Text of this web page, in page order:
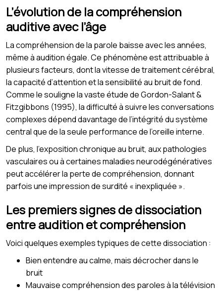
L’évolution de la compréhension
auditive avec l’âge
La compréhension de la parole baisse avec les années,
même à audition égale. Ce phénomène est attribuable à
plusieurs facteurs, dont la vitesse de traitement cérébral,
la capacité d’attention et la sensibilité au bruit de fond.
Comme le souligne la vaste étude de Gordon-Salant &
Fitzgibbons (1995), la difficulté à suivre les conversations
complexes dépend davantage de l’intégrité du système
central que de la seule performance de l’oreille interne.
De plus, l’exposition chronique au bruit, aux pathologies
vasculaires ou à certaines maladies neurodégénératives
peut accélérer la perte de compréhension, donnant
parfois une impression de surdité « inexpliquée ».
Les premiers signes de dissociation
entre audition et compréhension
Voici quelques exemples typiques de cette dissociation :
Bien entendre au calme, mais décrocher dans le
bruit
Mauvaise compréhension des paroles à la télévision